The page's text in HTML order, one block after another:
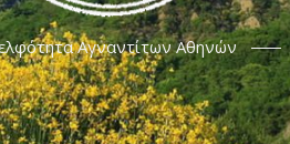
Αγναντίτων Αθηνών